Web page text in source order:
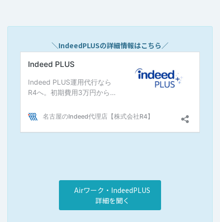
＼IndeedPLUSの詳細情報はこちら／
Airワーク・IndeedPLUS
詳細を聞く